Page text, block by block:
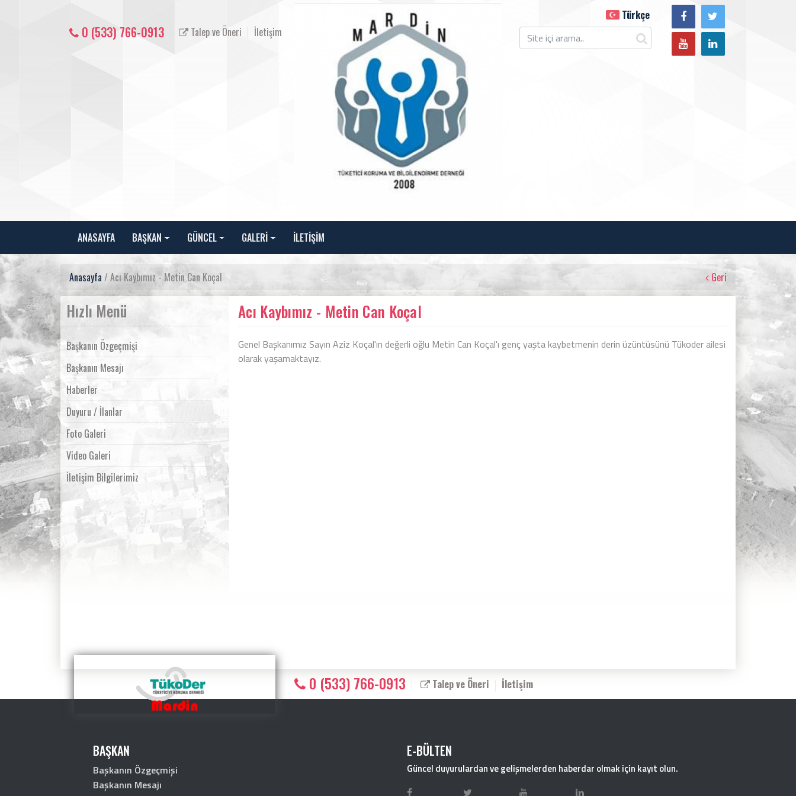
0 (533) 766-0913 Talep ve Öneri İletişim
Türkçe
ANASAYFA BAŞKAN GÜNCEL GALERİ İLETİŞİM
Anasayfa / Acı Kaybımız - Metin Can Koçal Geri
Hızlı Menü
Başkanın Özgeçmişi
Başkanın Mesajı
Haberler
Duyuru / İlanlar
Foto Galeri
Video Galeri
İletişim Bilgilerimiz
Acı Kaybımız - Metin Can Koçal
Genel Başkanımız Sayın Aziz Koçal'ın değerli oğlu Metin Can Koçal'ı genç yaşta kaybetmenin derin üzüntüsünü Tükoder ailesi
olarak yaşamaktayız.
0 (533) 766-0913 Talep ve Öneri İletişim
BAŞKAN
Başkanın Özgeçmişi
Başkanın Mesajı
E-BÜLTEN
Güncel duyurulardan ve gelişmelerden haberdar olmak için kayıt olun.